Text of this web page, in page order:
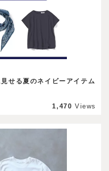
せる夏のネイビーアイテム
1,470 Views